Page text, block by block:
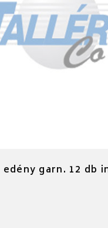
garn. 12 db